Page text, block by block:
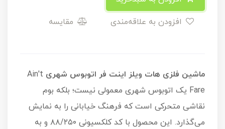
مقایسه
ماشین فلزی هات ویلز اینت فر اتوبوس شهری Ain't
Fare یک اتوبوس شهری معمولی نیست؛ بلکه بوم
نقاشی متحرکی است که فرهنگ خیابانی را به نمایش
می‌گذارد. این محصول با کد کلکسیونی ۸۸/۲۵۰ و به